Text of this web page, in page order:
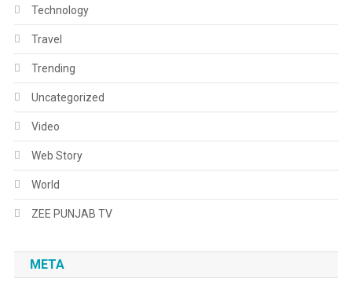
Technology
Travel
Trending
Uncategorized
Video
Web Story
World
ZEE PUNJAB TV
META